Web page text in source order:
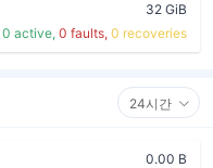
32 GiB
0 active, 0 faults, 0 recoveries
24시간
0.00 B